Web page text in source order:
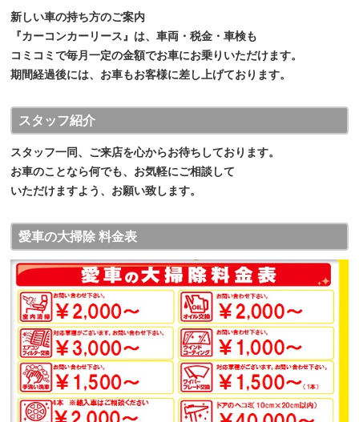
新しい車の持ち方のご案内
『カーコンカーリース』は、車両・税金・車検も
コミコミで毎月一定の金額でお車にお乗りいただけます。
期間経過後には、お車もお客様に差し上げております。
スタッフ紹介
スタッフ一同、ご来店を心からお待ちしております。
お車のことなら何でも、お気軽にご相談して
いただけますよう、お願い致します。
愛車の大掃除 料金表